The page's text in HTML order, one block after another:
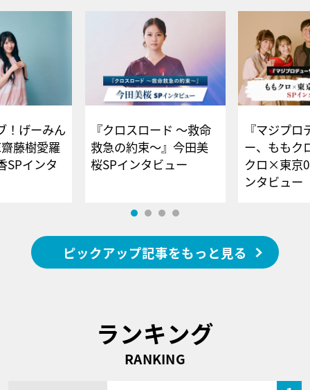
！げーみん
藤樹愛羅
SPインタ
『クロスロード ～救命
救急の約束～』今田美
桜SPインタビュー
『マジプロ
ー、ももク
クロ×東京
ンタビュー
ピックアップ記事をもっと見る
ランキング
RANKING